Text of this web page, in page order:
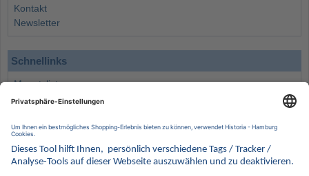
Kontakt
Newsletter
Schnellinks
Monatsliste
Angebote
Wissenswertes
Kontakt